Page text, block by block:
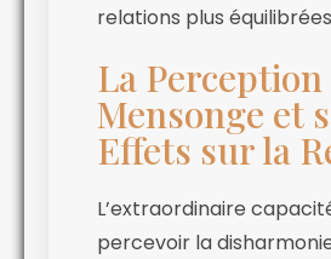
relations plus
La
Mensonge et
Effets sur la
L’extraordinaire
percevoir la